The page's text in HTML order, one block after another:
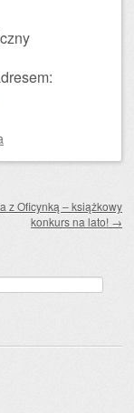
z Oficynką – książkowy
konkurs na lato! →